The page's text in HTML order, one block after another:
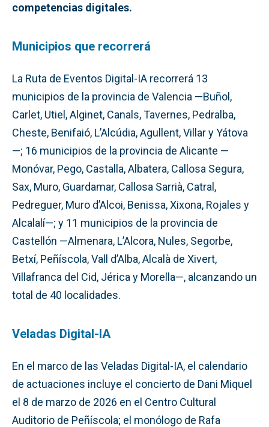
competencias digitales.
Municipios que recorrerá
La Ruta de Eventos Digital-IA recorrerá 13
municipios de la provincia de Valencia —Buñol,
Carlet, Utiel, Alginet, Canals, Tavernes, Pedralba,
Cheste, Benifaió, L’Alcúdia, Agullent, Villar y Yátova
—; 16 municipios de la provincia de Alicante —
Monóvar, Pego, Castalla, Albatera, Callosa Segura,
Sax, Muro, Guardamar, Callosa Sarrià, Catral,
Pedreguer, Muro d’Alcoi, Benissa, Xixona, Rojales y
Alcalalí—; y 11 municipios de la provincia de
Castellón —Almenara, L’Alcora, Nules, Segorbe,
Betxí, Peñíscola, Vall d’Alba, Alcalà de Xivert,
Villafranca del Cid, Jérica y Morella—, alcanzando un
total de 40 localidades.
Veladas Digital-IA
En el marco de las Veladas Digital-IA, el calendario
de actuaciones incluye el concierto de Dani Miquel
el 8 de marzo de 2026 en el Centro Cultural
Auditorio de Peñíscola; el monólogo de Rafa